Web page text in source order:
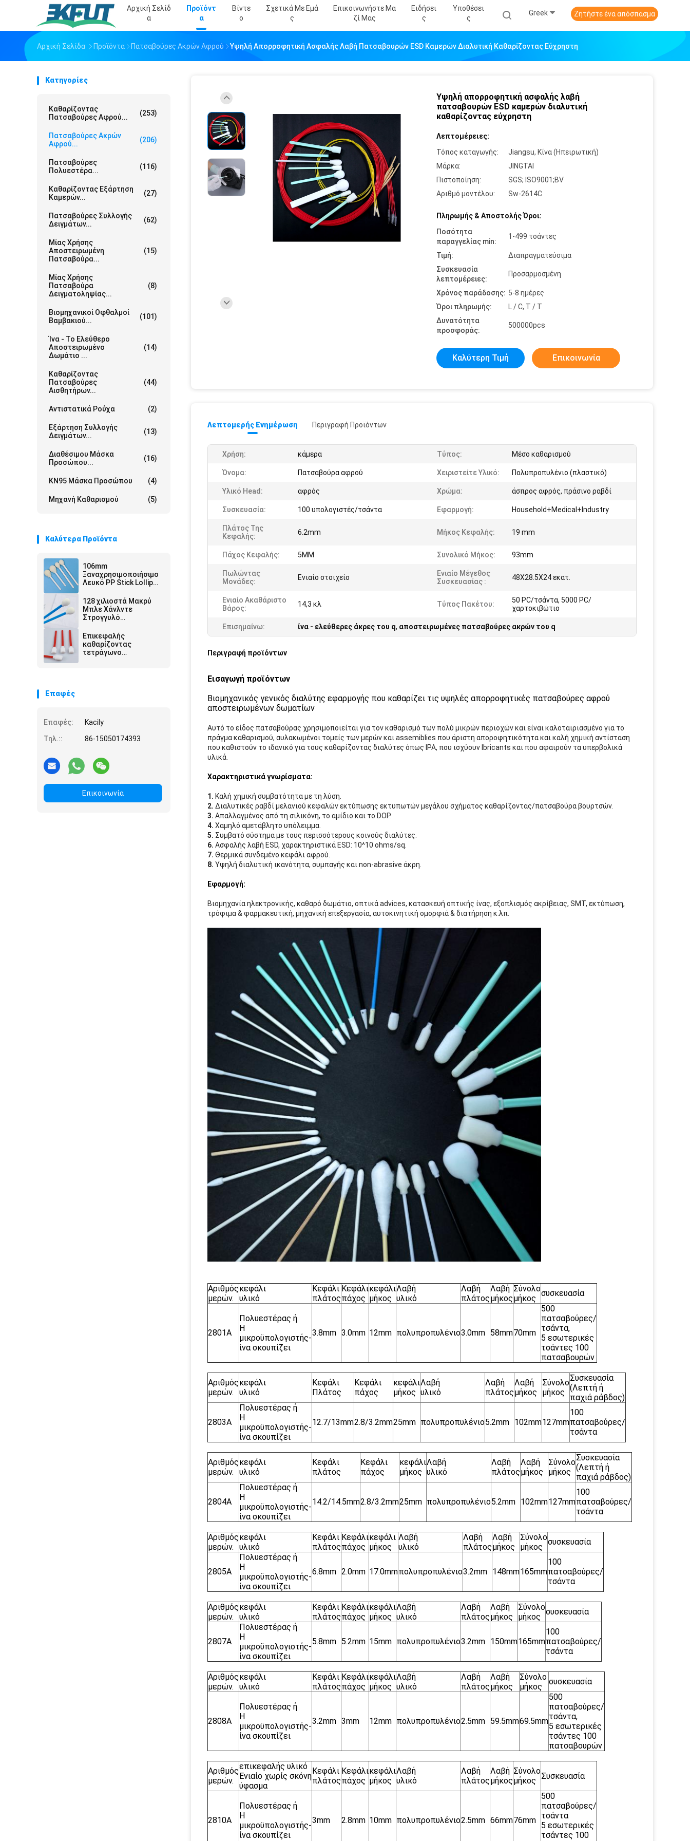
Αρχική Σελίδ
Α
Προϊόντ
Α
Βίντε
Ο
Σχετικά Με Εμά
Σ
Επικοινωνήστε Μα
Ζί Μας
Ειδήσει
Σ
Υποθέσει
Σ
Greek Ζητήστε ένα απόσπασμα
Αρχική Σελίδα Προϊόντα Πατσαβούρες Ακρών Αφρού Υψηλή Απορροφητική Ασφαλής Λαβή Πατσαβουρών ESD Καμερών Διαλυτική Καθαρίζοντας Εύχρηστη
Κατηγορίες
Καθαρίζοντας
Πατσαβούρες Αφρού...
(253)
Πατσαβούρες Ακρών
Αφρού...
(206)
Πατσαβούρες
Πολυεστέρα...
(116)
Καθαρίζοντας Εξάρτηση
Καμερών...
(27)
Πατσαβούρες Συλλογής
Δειγμάτων...
(62)
Μίας Χρήσης
Αποστειρωμένη
Πατσαβούρα...
(15)
Μίας Χρήσης
Πατσαβούρα
Δειγματοληψίας...
(8)
Βιομηχανικοί Οφθαλμοί
Βαμβακιού...
(101)
Ίνα - Το Ελεύθερο
Αποστειρωμένο
Δωμάτιο ...
(14)
Καθαρίζοντας
Πατσαβούρες
Αισθητήρων...
(44)
Αντιστατικά Ρούχα (2)
Εξάρτηση Συλλογής
Δειγμάτων...
(13)
Διαθέσιμου Μάσκα
Προσώπου...
(16)
KN95 Μάσκα Προσώπου (4)
Μηχανή Καθαρισμού (5)
Καλύτερα Προϊόντα
106mm
Ξαναχρησιμοποιήσιμο
Λευκό PP Stick Lollipop
Round Foam Swab
Applicator για δέρμα
Αντισηπτικό
128 χιλιοστά Μακρύ
Μπλε Χάνλντε
Στρογγυλό
Σφουγγαρίσματα
Πιεστήρας
Αυτοκινήτου Κεφαλής
Απομάκρυνση σκόνης
Επικεφαλής
καθαρίζοντας
τετράγωνο
Επαφές
Επαφές:
Kacily
Τηλ.::
86-15050174393
Επικοινωνία
Υψηλή απορροφητική ασφαλής λαβή
πατσαβουρών ESD καμερών διαλυτική
καθαρίζοντας εύχρηστη
Λεπτομέρειες:
Τόπος καταγωγής:
Jiangsu, Κίνα (Ηπειρωτική)
Μάρκα:
JINGTAI
Πιστοποίηση:
SGS; ISO9001;BV
Αριθμό μοντέλου:
Sw-2614C
Πληρωμής & Αποστολής Όροι:
Ποσότητα
παραγγελίας min:
1-499 τσάντες
Τιμή:
Διαπραγματεύσιμα
Συσκευασία
λεπτομέρειες:
Προσαρμοσμένη
Χρόνος παράδοσης: 5-8 ημέρες
Όροι πληρωμής:
L / C, T / T
Δυνατότητα
προσφοράς:
500000pcs
Καλύτερη Τιμή Επικοινωνία
Λεπτομερής Ενημέρωση Περιγραφή Προϊόντων
Χρήση: κάμερα Τύπος: Μέσο καθαρισμού
Όνομα: Πατσαβούρα αφρού Χειριστείτε Υλικό: Πολυπροπυλένιο (πλαστικό)
Υλικό Head: αφρός Χρώμα: άσπρος αφρός, πράσινο ραβδί
Συσκευασία: 100 υπολογιστές/τσάντα Εφαρμογή: Household+Medical+Industry
Πλάτος Της
Κεφαλής:
6.2mm Μήκος Κεφαλής: 19 mm
Πάχος Κεφαλής: 5MM Συνολικό Μήκος: 93mm
Πωλώντας
Μονάδες:
Ενιαίο στοιχείο
Ενιαίο Μέγεθος
Συσκευασίας :
48X28.5X24 εκατ.
Ενιαίο Ακαθάριστο
Βάρος:
14,3 κλ Τύπος Πακέτου:
50 PC/τσάντα, 5000 PC/
χαρτοκιβώτιο
Επισημαίνω: ίνα - ελεύθερες άκρες του q, αποστειρωμένες πατσαβούρες ακρών του q
Περιγραφή προϊόντων
Εισαγωγή προϊόντων
Βιομηχανικός γενικός διαλύτης εφαρμογής που καθαρίζει τις υψηλές απορροφητικές πατσαβούρες αφρού
αποστειρωμένων δωματίων
Αυτό το είδος πατσαβούρας χρησιμοποιείται για τον καθαρισμό των πολύ μικρών περιοχών και είναι καλοταιριασμένο για το
πράγμα καθαρισμού, αυλακωμένοι τομείς των μερών και assemiblies που άριστη αποροφητικότητα και καλή χημική αντίσταση
που καθιστούν το ιδανικό για τους καθαρίζοντας διαλύτες όπως IPA, που ισχύουν lbricants και που αφαιρούν τα υπερβολικά
υλικά.
Χαρακτηριστικά γνωρίσματα:
1. Καλή χημική συμβατότητα με τη λύση.
2. Διαλυτικές ραβδί μελανιού κεφαλών εκτύπωσης εκτυπωτών μεγάλου σχήματος καθαρίζοντας/πατσαβούρα βουρτσών.
3. Απαλλαγμένος από τη σιλικόνη, το αμίδιο και το DOP.
4. Χαμηλό αμετάβλητο υπόλειμμα.
5. Συμβατό σύστημα με τους περισσότερους κοινούς διαλύτες.
6. Ασφαλής λαβή ESD, χαρακτηριστικά ESD: 10^10 ohms/sq.
7. Θερμικά συνδεμένο κεφάλι αφρού.
8. Υψηλή διαλυτική ικανότητα, συμπαγής και non-abrasive άκρη.
Εφαρμογή:
Βιομηχανία ηλεκτρονικής, καθαρό δωμάτιο, οπτικά advices, κατασκευή οπτικής ίνας, εξοπλισμός ακρίβειας, SMT, εκτύπωση,
τρόφιμα & φαρμακευτική, μηχανική επεξεργασία, αυτοκινητική ομορφιά & διατήρηση κ.λπ.
Αριθμός
μερών.
κεφάλι
υλικό
Κεφάλι
πλάτος
Κεφάλι
πάχος
κεφάλι
μήκος
Λαβή
υλικό
Λαβή
πλάτος
Λαβή
μήκος
Σύνολο
μήκος
συσκευασία
2801A
Πολυεστέρας ή
Η
μικροϋπολογιστής-
ίνα σκουπίζει
3.8mm 3.0mm 12mm πολυπροπυλένιο3.0mm 58mm70mm
500
πατσαβούρες/
τσάντα,
5 εσωτερικές
τσάντες 100
πατσαβουρών
Αριθμός
μερών.
κεφάλι
υλικό
Κεφάλι
Πλάτος
Κεφάλι
πάχος
κεφάλι
μήκος
Λαβή
υλικό
Λαβή
πλάτος
Λαβή
μήκος
Σύνολο
μήκος
Συσκευασία
(Λεπτή ή
παχιά ράβδος)
2803A
Πολυεστέρας ή
Η
μικροϋπολογιστής-
ίνα σκουπίζει
12.7/13mm2.8/3.2mm25mm πολυπροπυλένιο5.2mm 102mm127mm
100
πατσαβούρες/
τσάντα
Αριθμός
μερών.
κεφάλι
υλικό
Κεφάλι
πλάτος
Κεφάλι
πάχος
κεφάλι
μήκος
Λαβή
υλικό
Λαβή
πλάτος
Λαβή
μήκος
Σύνολο
μήκος
Συσκευασία
(Λεπτή ή
παχιά ράβδος)
2804A
Πολυεστέρας ή
Η
μικροϋπολογιστής-
ίνα σκουπίζει
14.2/14.5mm2.8/3.2mm25mm πολυπροπυλένιο5.2mm 102mm127mm
100
πατσαβούρες/
τσάντα
Αριθμός
μερών.
κεφάλι
υλικό
Κεφάλι
πλάτος
Κεφάλι
πάχος
κεφάλι
μήκος
Λαβή
υλικό
Λαβή
πλάτος
Λαβή
μήκος
Σύνολο
μήκος
συσκευασία
2805A
Πολυεστέρας ή
Η
μικροϋπολογιστής-
ίνα σκουπίζει
6.8mm 2.0mm 17.0mmπολυπροπυλένιο3.2mm 148mm165mm
100
πατσαβούρες/
τσάντα
Αριθμός
μερών.
κεφάλι
υλικό
Κεφάλι
πλάτος
Κεφάλι
πάχος
κεφάλι
μήκος
Λαβή
υλικό
Λαβή
πλάτος
Λαβή
μήκος
Σύνολο
μήκος
συσκευασία
2807A
Πολυεστέρας ή
Η
μικροϋπολογιστής-
ίνα σκουπίζει
5.8mm 5.2mm 15mm πολυπροπυλένιο3.2mm 150mm165mm
100
πατσαβούρες/
τσάντα
Αριθμός
μερών.
κεφάλι
υλικό
Κεφάλι
πλάτος
Κεφάλι
πάχος
κεφάλι
μήκος
Λαβή
υλικό
Λαβή
πλάτος
Λαβή
μήκος
Σύνολο
μήκος
συσκευασία
2808A
Πολυεστέρας ή
Η
μικροϋπολογιστής-
ίνα σκουπίζει
3.2mm 3mm 12mm πολυπροπυλένιο2.5mm 59.5mm69.5mm
500
πατσαβούρες/
τσάντα,
5 εσωτερικές
τσάντες 100
πατσαβουρών
Αριθμός
μερών.
επικεφαλής υλικό
Ενιαίο χωρίς σκόνη
ύφασμα
Κεφάλι
πλάτος
Κεφάλι
πάχος
κεφάλι
μήκος
Λαβή
υλικό
Λαβή
πλάτος
Λαβή
μήκος
Σύνολο
μήκος
Συσκευασία
2810A
Πολυεστέρας ή
Η
μικροϋπολογιστής-
ίνα σκουπίζει
3mm 2.8mm 10mm πολυπροπυλένιο2.5mm 66mm76mm
500
πατσαβούρες/
τσάντα
5 εσωτερικές
τσάντες 100